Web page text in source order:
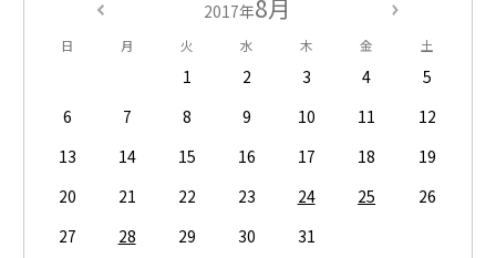
2017年8月
日 月 火 水 木 金 土
1 2 3 4
5
6
7 8 9 10 11
12
13
14 15 16 17 18
19
20
21 22 23 24 25
26
27
28 29 30 31